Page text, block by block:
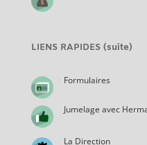
LIENS RAPIDES (suite)
Formulaires
Jumelage avec
La Direction